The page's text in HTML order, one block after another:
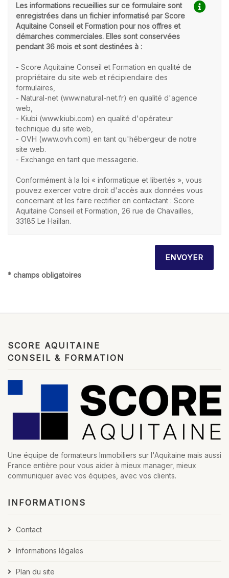
Les informations recueillies sur ce formulaire sont
enregistrées dans un fichier informatisé par Score
Aquitaine Conseil et Formation pour nos offres et
démarches commerciales. Elles sont conservées
pendant 36 mois et sont destinées à :
- Score Aquitaine Conseil et Formation en qualité de
propriétaire du site web et récipiendaire des
formulaires,
- Natural-net (www.natural-net.fr) en qualité d'agence
web,
- Kiubi (www.kiubi.com) en qualité d'opérateur
technique du site web,
- OVH (www.ovh.com) en tant qu'hébergeur de notre
site web.
- Exchange en tant que messagerie.
Conformément à la loi « informatique et libertés », vous
pouvez exercer votre droit d'accès aux données vous
concernant et les faire rectifier en contactant : Score
Aquitaine Conseil et Formation, 26 rue de Chavailles,
33185 Le Haillan.
* champs obligatoires
SCORE AQUITAINE
CONSEIL & FORMATION
Une équipe de formateurs Immobiliers sur l'Aquitaine mais aussi
France entière pour vous aider à mieux manager, mieux
communiquer avec vos équipes, avec vos clients.
INFORMATIONS
Contact
Informations légales
Plan du site